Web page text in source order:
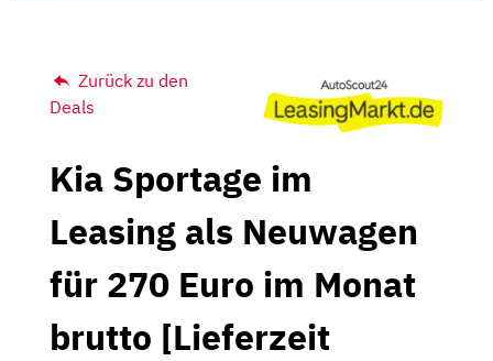
Zurück zu den
Deals
Kia Sportage im
Leasing als Neuwagen
für 270 Euro im Monat
brutto [Lieferzeit